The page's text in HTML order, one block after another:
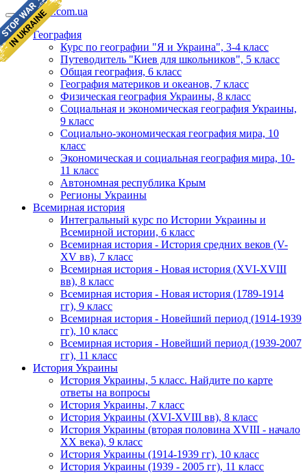
geomap.com.ua
География
Курс по географии "Я и Украина", 3-4 класс
Путеводитель "Киев для школьников", 5 класс
Общая география, 6 класс
География материков и океанов, 7 класс
Физическая география Украины, 8 класс
Социальная и экономическая география Украины,
9 класс
Социально-экономическая география мира, 10
класс
Экономическая и социальная география мира, 10-
11 класс
Автономная республика Крым
Регионы Украины
Всемирная история
Интегральный курс по Истории Украины и
Всемирной истории, 6 класс
Всемирная история - История средних веков (V-
XV вв), 7 класс
Всемирная история - Новая история (XVI-XVIII
вв), 8 класс
Всемирная история - Новая история (1789-1914
гг), 9 класс
Всемирная история - Новейший период (1914-1939
гг), 10 класс
Всемирная история - Новейший период (1939-2007
гг), 11 класс
История Украины
История Украины, 5 класс. Найдите по карте
ответы на вопросы
История Украины, 7 класс
История Украины (XVI-XVIII вв), 8 класс
История Украины (вторая половина XVIII - начало
XX века), 9 класс
История Украины (1914-1939 гг), 10 класс
История Украины (1939 - 2005 гг), 11 класс